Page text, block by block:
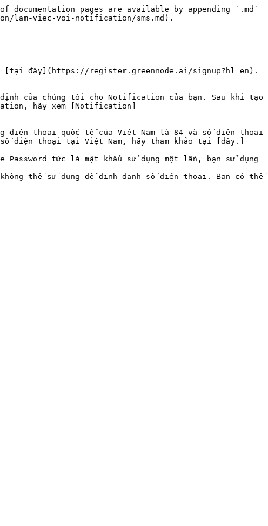
pages are available by appending `.md`
lam-viec-voi-notification/sms.md).
[tại đây](https://register.greennode.ai/signup?hl=en).
của chúng tôi cho Notification của bạn. Sau khi tạo
hãy xem [Notification]
điện thoại quốc tế của Việt Nam là 84 và số điện thoại
số điện thoại tại Việt Nam, hãy tham khảo tại [đây.]
tức là mật khẩu sử dụng một lần, bạn sử dụng
thể sử dụng để định danh số điện thoại. Bạn có thể